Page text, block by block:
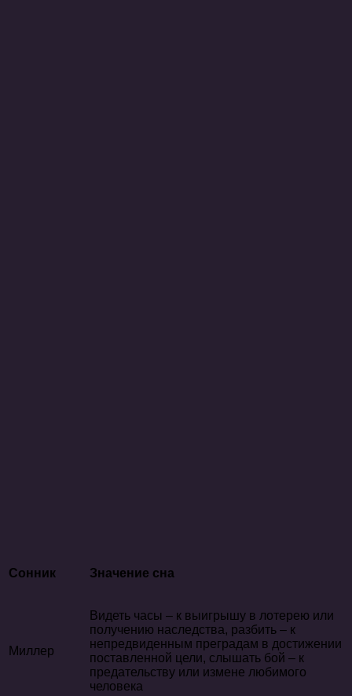
Сонник Значение сна
Миллер
Видеть часы – к выигрышу в лотерею или
получению наследства, разбить – к
непредвиденным преградам в достижении
поставленной цели, слышать бой – к
предательству или измене любимого
человека